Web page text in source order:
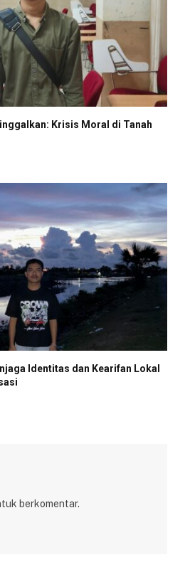
Krisis Moral di Tanah
Identitas dan Kearifan Lokal
berkomentar.